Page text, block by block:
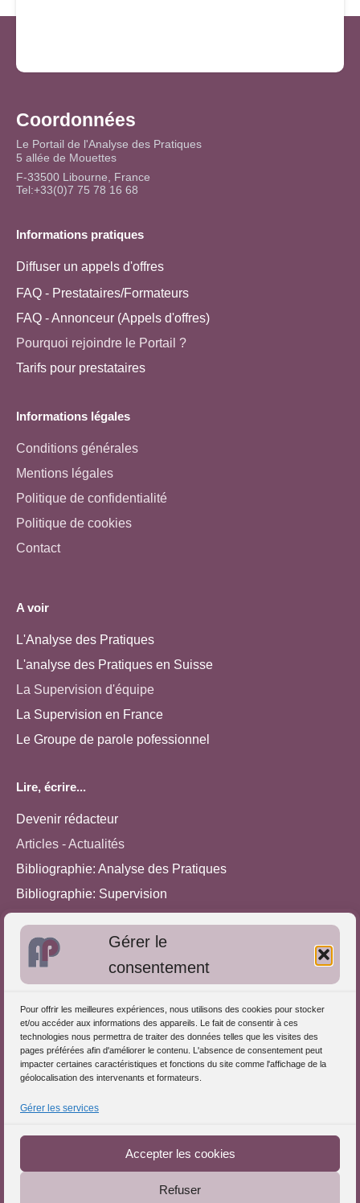
Gérer le
consentement
Pour offrir les meilleures expériences, nous utilisons des cookies pour stocker
et/ou accéder aux informations des appareils. Le fait de consentir à ces
technologies nous permettra de traiter des données telles que les visites des
pages préférées afin d'améliorer le contenu. L'absence de consentement peut
impacter certaines caractéristiques et fonctions du site comme l'affichage de la
géolocalisation des intervenants et formateurs.
Gérer les services
Accepter les cookies
Refuser
Coordonnées
Le Portail de l'Analyse des Pratiques
5 allée de Mouettes
F-33500 Libourne, France
Tel:+33(0)7 75 78 16 68
Informations pratiques
Diffuser un appels d'offres
FAQ - Prestataires/Formateurs
FAQ - Annonceur (Appels d'offres)
Pourquoi rejoindre le Portail ?
Tarifs pour prestataires
Informations légales
Conditions générales
Mentions légales
Politique de confidentialité
Politique de cookies
Contact
A voir
L'Analyse des Pratiques
L'analyse des Pratiques en Suisse
La Supervision d'équipe
La Supervision en France
Le Groupe de parole pofessionnel
Lire, écrire...
Devenir rédacteur
Articles - Actualités
Bibliographie: Analyse des Pratiques
Bibliographie: Supervision
Approches de l'Analyse des pratiques
S'inscrire dans l'Annuaire
Publiez vos formations
Charte déontologique